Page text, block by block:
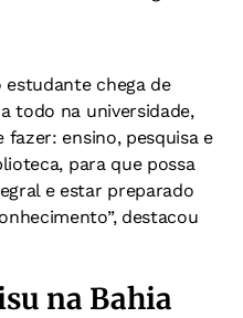
estudante chega de
todo na universidade,
ensino, pesquisa e
para que possa
e estar preparado
destacou
na Bahia